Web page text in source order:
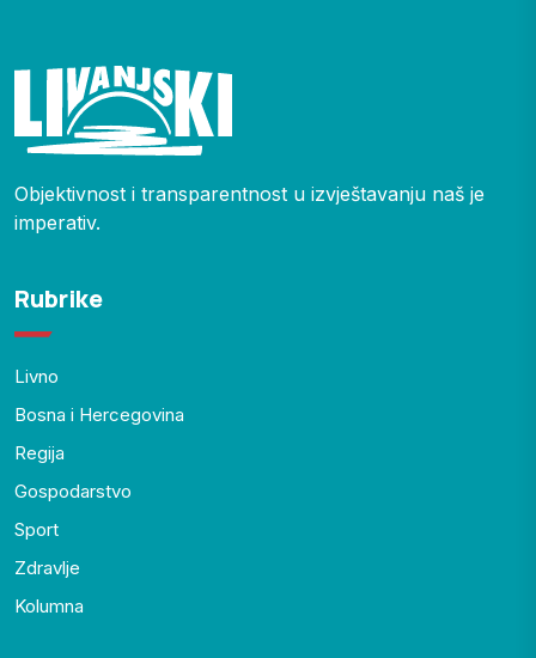
Objektivnost i transparentnost u izvještavanju naš je
imperativ.
Rubrike
Livno
Bosna i Hercegovina
Regija
Gospodarstvo
Sport
Zdravlje
Kolumna